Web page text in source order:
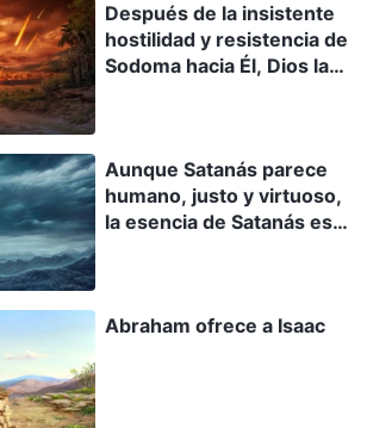
Después de la insistente
hostilidad y resistencia de
Sodoma hacia Él, Dios la
Aunque Satanás parece
humano, justo y virtuoso,
la esencia de Satanás es
Abraham ofrece a Isaac